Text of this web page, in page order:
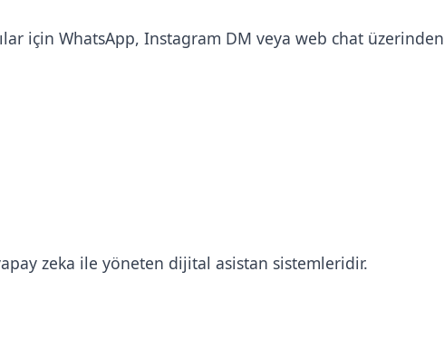
için WhatsApp, Instagram DM veya web chat üzerinden
zeka ile yöneten dijital asistan sistemleridir.